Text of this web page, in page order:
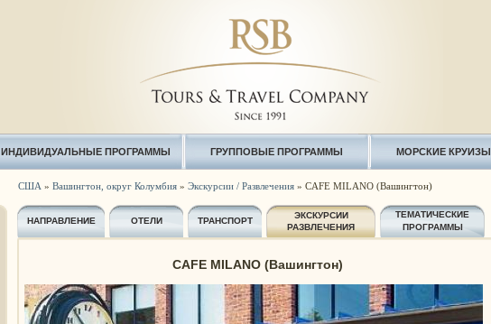
ИНДИВИДУАЛЬНЫЕ ПРОГРАММЫ ГРУППОВЫЕ ПРОГРАММЫ МОРСКИЕ КРУИЗЫ
США » Вашингтон, округ Колумбия» Экскурсии / Развлечения» CAFE MILANO (Вашингтон)
НАПРАВЛЕНИЕ ОТЕЛИ ТРАНСПОРТ
ЭКСКУРСИИ
РАЗВЛЕЧЕНИЯ
ТЕМАТИЧЕСКИЕ
ПРОГРАММЫ
CAFE MILANO (Вашингтон)